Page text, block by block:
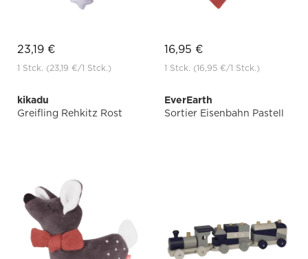
23,19 €
1 Stck. (23,19 €/1 Stck.)
16,95 €
1 Stck. (16,95 €/1 Stck.)
kikadu
Greifling Rehkitz Rost
EverEarth
Sortier Eisenbahn Pastell